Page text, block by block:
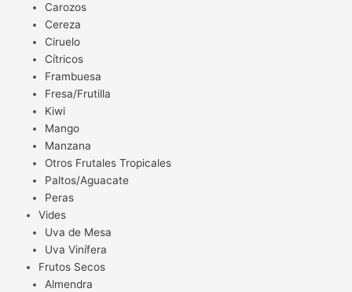
Carozos
Cereza
Ciruelo
Cítricos
Frambuesa
Fresa/Frutilla
Kiwi
Mango
Manzana
Otros Frutales Tropicales
Paltos/Aguacate
Peras
Vides
Uva de Mesa
Uva Vinífera
Frutos Secos
Almendra